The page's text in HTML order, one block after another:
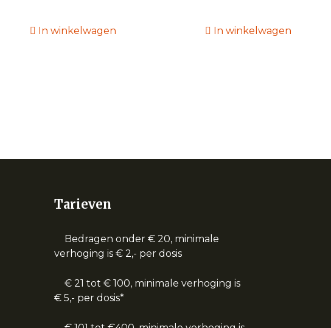
In winkelwagen In winkelwagen
Tarieven
Bedragen onder € 20, minimale
verhoging is € 2,- per dosis
€ 21 tot € 100, minimale verhoging is
€ 5,- per dosis*